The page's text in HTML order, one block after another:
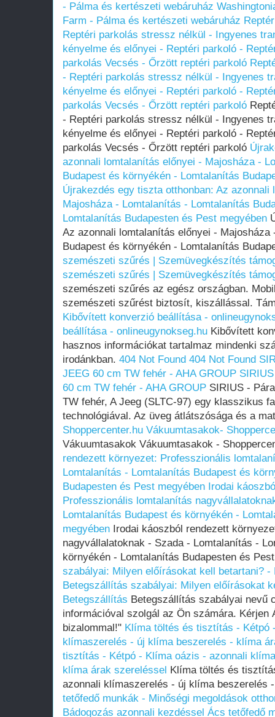
- Pálma és kertészeti webáruház
Farm - Pálma és kertészeti webáruház
Reptéri parkolás stressz nélkül - Ingyenes
kényelme és előnyei - Reptéri parkoló -
parkolás Vecsés - Őrzött reptéri parkoló
- Reptéri parkolás stressz nélkül - Ingyenes
kényelme és előnyei - Reptéri parkoló -
parkolás Vecsés - Őrzött reptéri parkoló
- Reptéri parkolás stressz nélkül - Ingyenes
kényelme és előnyei - Reptéri parkoló -
parkolás Vecsés - Őrzött reptéri parkoló
azonnali lomtalanítás előnyei - Majosháza -
Budapest és környékén - Lomtalanítás
Újrakezdés egy tiszta otthonban: Az azonnali
Majosháza - Lomtalanítás - Lomtalanítás
Lomtalanítás Budapesten és Pest megyében
Az azonnali lomtalanítás előnyei -
Budapest és környékén - Lomtalanítás
szemészeti szűrés | Szemüvegkészítés
szemészeti szűrés | Szemüvegkészítés
szemészeti szűrés az egész országban.
szemészeti szűrést biztosít, kiszállással.
Kibővített konverzió beállítása -
beállítása - onlineugynokseg.hu Kibővített
hasznos információkat tartalmaz mindenki
irodánkban. 404 Not Found 404 Not Found
JEEG 60 cm TW fehér - AHA GROUP
60 cm TW fehér - AHA GROUP SIRIUS -
TW fehér, A Jeeg (SLTC-97) egy klasszikus
technológiával. Az üveg átlátszósága és a
Shoppercenter.hu Vákuumtasakok-
Vákuumtasakok Vákuumtasakok -
rendezett környezet: Professzionális
Lomtalanítás - Lomtalanítás Budapest és
Budapesten és Pest megyében Irodai
Professzionális lomtalanítás
Lomtalanítás Budapest és környékén -
megyében Irodai káoszból rendezett
nagyvállalatoknak - Szada - Lomtalanítás -
környékén - Lomtalanítás Budapesten és
szabályai: Milyen előírásokat kell betartani?
Betegszállítás szabályai: Milyen előírásokat
Betegszállítás Betegszállítás szabályai nevű
információval szolgál az Ön számára. Kérjen
bizalommal!" Klíma töltés és tisztítás - Kétpó
klímaszerelés - új klíma beszerelés - klíma
tisztítás - Kétpó - Klíma oázis - azonnali
klíma árak szereléssel Klíma töltés és
azonnali klímaszerelés - új klíma beszerelés
tetőfedő munkák - Minőségi megoldások
Bádogozás azonnali kezdéssel Ács tetőfedő